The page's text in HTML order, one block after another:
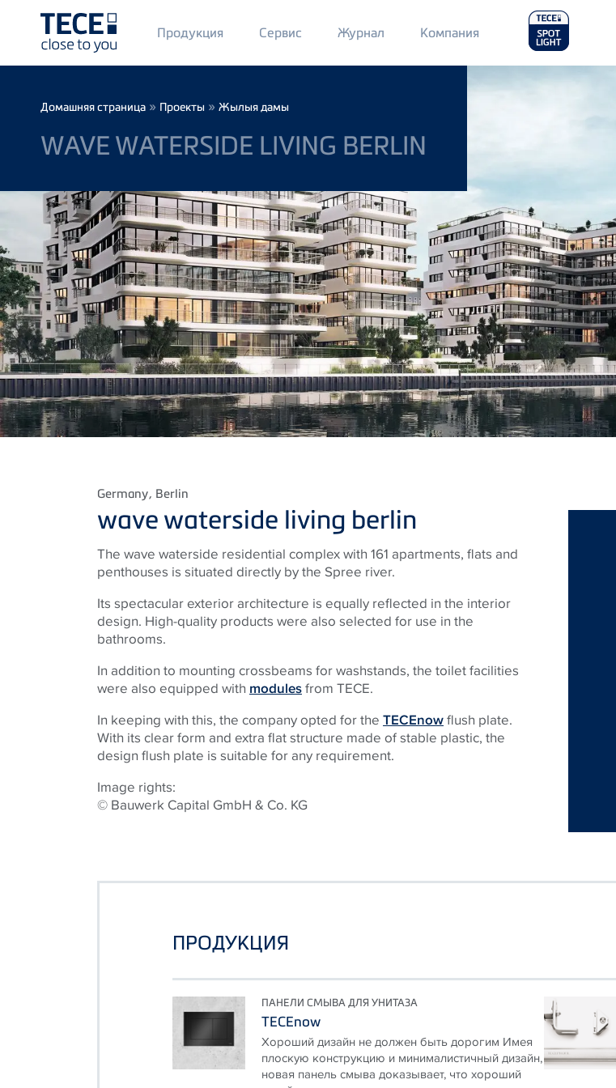
Main
Menü
1
Продукция Сервис Журнал Main
Menu
2
Компания
Breadcrumb
Домашняя страница » Проекты » Жылыя дамы
WAVE WATERSIDE LIVING BERLIN
Germany, Berlin
wave waterside living berlin
The wave waterside residential complex with 161 apartments, flats and
penthouses is situated directly by the Spree river.
Its spectacular exterior architecture is equally reflected in the interior
design. High-quality products were also selected for use in the
bathrooms.
In addition to mounting crossbeams for washstands, the toilet facilities
were also equipped with modulesfrom TECE.
In keeping with this, the company opted for the TECEnowflush plate.
With its clear form and extra flat structure made of stable plastic, the
design flush plate is suitable for any requirement.
Image rights:
© Bauwerk Capital GmbH & Co. KG
ПРОДУКЦИЯ
ПАНЕЛИ СМЫВА ДЛЯ УНИТАЗА
TECEnow
Хороший дизайн не должен быть дорогим Имея
плоскую конструкцию и минималистичный дизайн,
новая панель смыва доказывает, что хороший